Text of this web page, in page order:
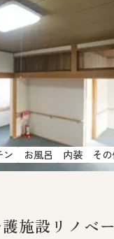
ン お風呂 内装 そ
施設リノベ